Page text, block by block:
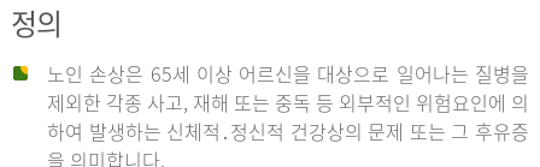
정의
노인 손상은 65세 이상 어르신을 대상으로 일어나는 질병을
제외한 각종 사고, 재해 또는 중독 등 외부적인 위험요인에 의
하여 발생하는 신체적․정신적 건강상의 문제 또는 그 후유증
을 의미합니다.